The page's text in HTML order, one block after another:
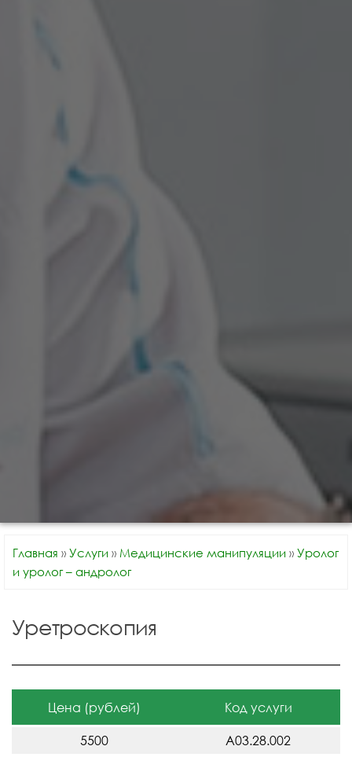
Главная » Услуги » Медицинские манипуляции » Уролог
и уролог – андролог
Уретроскопия
Цена (рублей) Код услуги
5500 A03.28.002